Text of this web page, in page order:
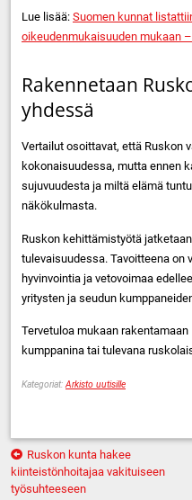
Lue lisää: Suomen kunnat
oikeudenmukaisuuden mukaan
Rakennetaan
yhdessä
Vertailut osoittavat, että Ruskon
kokonaisuudessa, mutta ennen
sujuvuudesta ja miltä elämä
näkökulmasta.
Ruskon kehittämistyötä
tulevaisuudessa. Tavoitteena on
hyvinvointia ja vetovoimaa
yritysten ja seudun
Tervetuloa mukaan
kumppanina tai tulevana
Kategoriat:Arkisto uutisille
Artikkelien
selaus
Ruskon kunta hakee
kiinteistönhoitajaa vakituiseen
työsuhteeseen